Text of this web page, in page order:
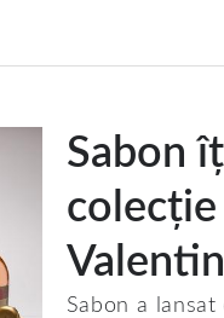
Sabon
Sabon a